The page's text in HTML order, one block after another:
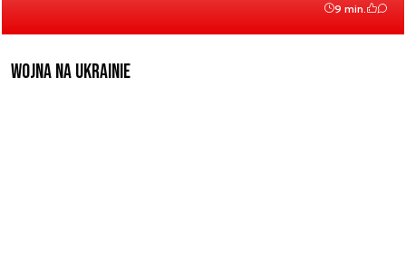
9 min.
Wojna na Ukrainie